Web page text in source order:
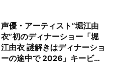
声優・アーティスト“堀江由
衣”初のディナーショー「堀
江由衣 謎解きはディナーショ
ーの途中で 2026」キービジ